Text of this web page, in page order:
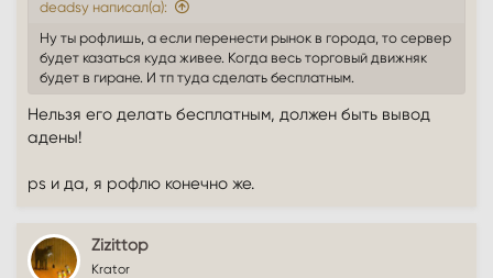
deadsy написал(а):
Ну ты рофлишь, а если перенести рынок в города, то сервер
будет казаться куда живее. Когда весь торговый движняк
будет в гиране. И тп туда сделать бесплатным.
Нельзя его делать бесплатным, должен быть вывод
адены!
ps и да, я рофлю конечно же.
Zizittop
Krator